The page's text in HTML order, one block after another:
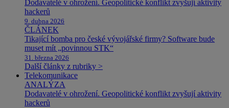
Dodavatelé v ohrožení. Geopolitické konflikt zvyšují aktivity
hackerů
9. dubna 2026
ČLÁNEK
Tikající bomba pro české vývojářské firmy? Software bude
muset mít „povinnou STK“
31. března 2026
Další články z rubriky >
Telekomunikace
ANALÝZA
Dodavatelé v ohrožení. Geopolitické konflikt zvyšují aktivity
hackerů